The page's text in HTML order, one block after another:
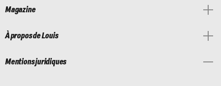
Magazine
À propos de Louis
Mentions juridiques